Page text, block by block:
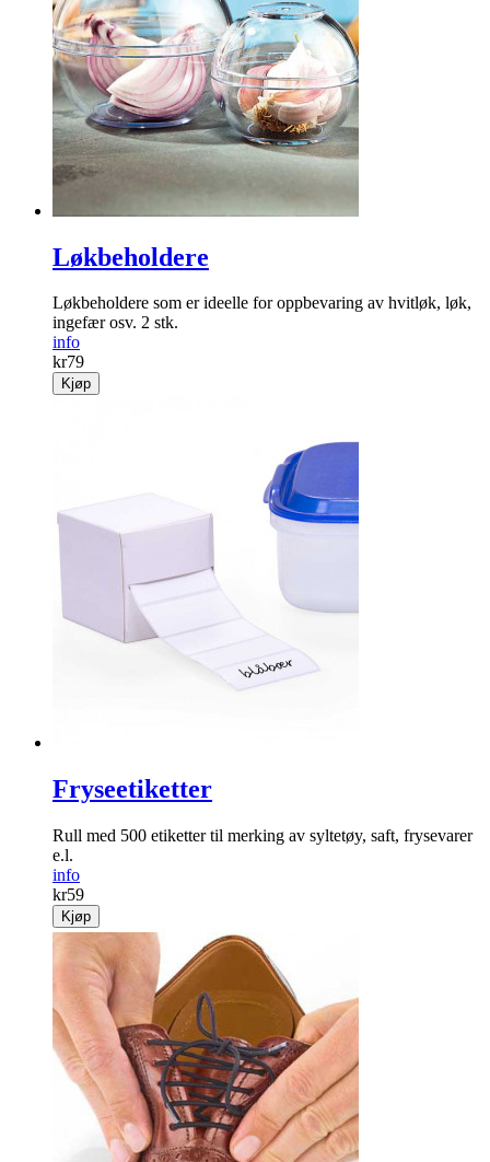
Løkbeholdere
Løkbeholdere som er ideelle for oppbevaring av hvitløk, løk,
ingefær osv. 2 stk.
info
kr79
Kjøp
Fryseetiketter
Rull med 500 etiketter til merking av syltetøy, saft, frysevarer
e.l.
info
kr59
Kjøp